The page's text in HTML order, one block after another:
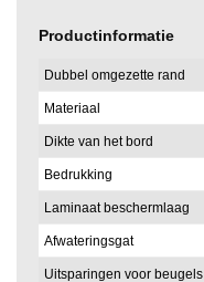
Productinformatie
Dubbel omgezette rand
Materiaal
Dikte van het bord
Bedrukking
Laminaat beschermlaag
Afwateringsgat
Uitsparingen voor beugels